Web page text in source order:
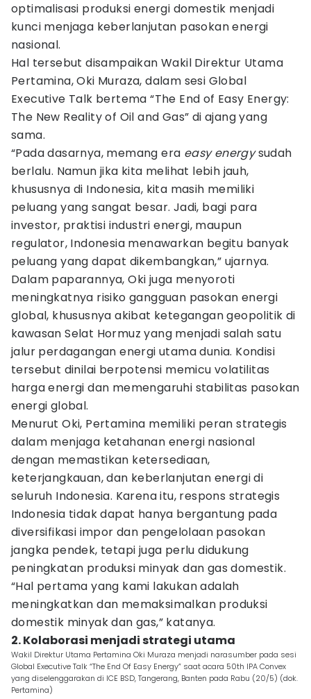
optimalisasi produksi energi domestik menjadi
kunci menjaga keberlanjutan pasokan energi
nasional.
Hal tersebut disampaikan Wakil Direktur Utama
Pertamina, Oki Muraza, dalam sesi Global
Executive Talk bertema “The End of Easy Energy:
The New Reality of Oil and Gas” di ajang yang
sama.
“Pada dasarnya, memang era easy energysudah
berlalu. Namun jika kita melihat lebih jauh,
khususnya di Indonesia, kita masih memiliki
peluang yang sangat besar. Jadi, bagi para
investor, praktisi industri energi, maupun
regulator, Indonesia menawarkan begitu banyak
peluang yang dapat dikembangkan,” ujarnya.
Dalam paparannya, Oki juga menyoroti
meningkatnya risiko gangguan pasokan energi
global, khususnya akibat ketegangan geopolitik di
kawasan Selat Hormuz yang menjadi salah satu
jalur perdagangan energi utama dunia. Kondisi
tersebut dinilai berpotensi memicu volatilitas
harga energi dan memengaruhi stabilitas pasokan
energi global.
Menurut Oki, Pertamina memiliki peran strategis
dalam menjaga ketahanan energi nasional
dengan memastikan ketersediaan,
keterjangkauan, dan keberlanjutan energi di
seluruh Indonesia. Karena itu, respons strategis
Indonesia tidak dapat hanya bergantung pada
diversifikasi impor dan pengelolaan pasokan
jangka pendek, tetapi juga perlu didukung
peningkatan produksi minyak dan gas domestik.
“Hal pertama yang kami lakukan adalah
meningkatkan dan memaksimalkan produksi
domestik minyak dan gas,” katanya.
2. Kolaborasi menjadi strategi utama
Wakil Direktur Utama Pertamina Oki Muraza menjadi narasumber pada sesi
Global Executive Talk “The End Of Easy Energy” saat acara 50th IPA Convex
yang diselenggarakan di ICE BSD, Tangerang, Banten pada Rabu (20/5) (dok.
Pertamina)